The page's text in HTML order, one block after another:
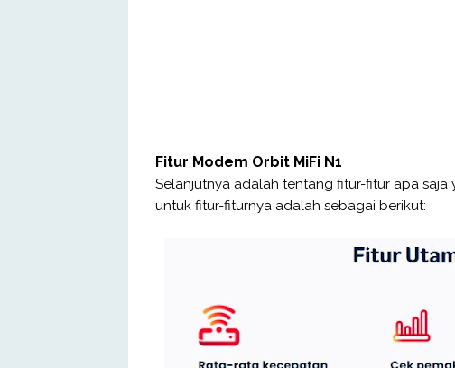
Fitur Modem Orbit MiFi N1
Selanjutnya adalah tentang fitur-fitur apa saja
untuk fitur-fiturnya adalah sebagai berikut: